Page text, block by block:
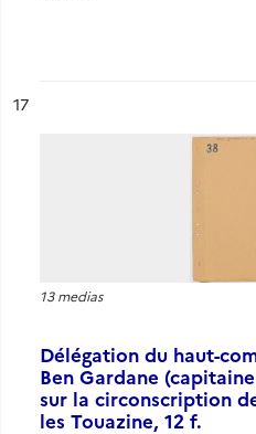
n°
17
13 medias
Délégation du haut-
Ben Gardane
sur la circonscription
les Touazine, 12 f.